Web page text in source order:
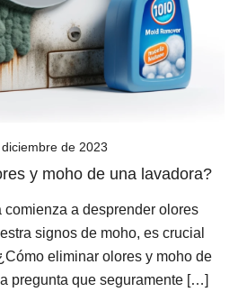
de 2023
y moho de una lavadora?
a desprender olores
signos de moho, es crucial
eliminar olores y moho de
pregunta que seguramente […]